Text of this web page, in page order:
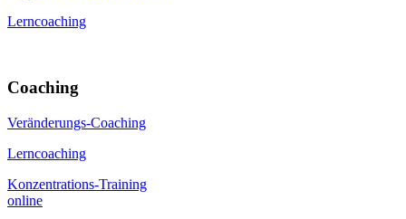
Lerncoaching
Coaching
Veränderungs-Coaching
Lerncoaching
Konzentrations-Training
online